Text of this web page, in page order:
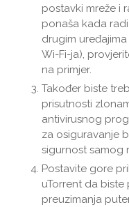
postavki mreže i
ponaša kada
drugim
Wi-Fi-ja),
na primjer.
Također biste
prisutnosti
antivirusnog
za osiguravanje
sigurnost samog
Postavite gore
uTorrent da
preuzimanja